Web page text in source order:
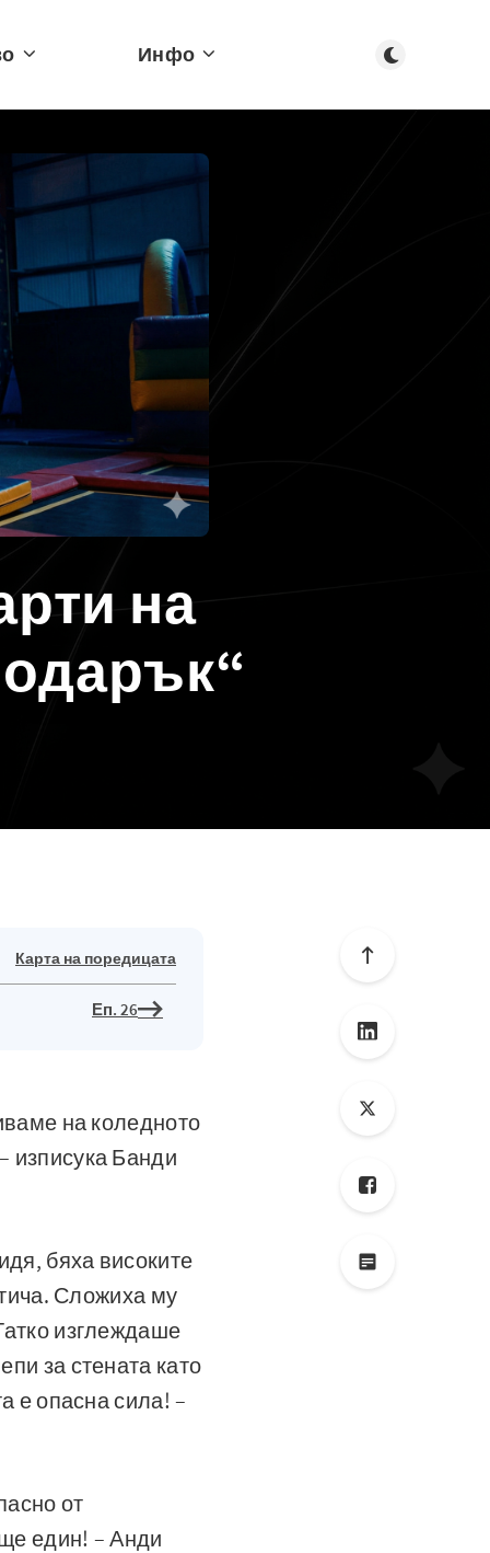
Инфо Тъмен режим
на
Карта на поредицата
Еп. 26
на коледното
изписука Банди
бяха високите
Сложиха му
изглеждаше
за стената като
е опасна сила! –
от
един! – Анди